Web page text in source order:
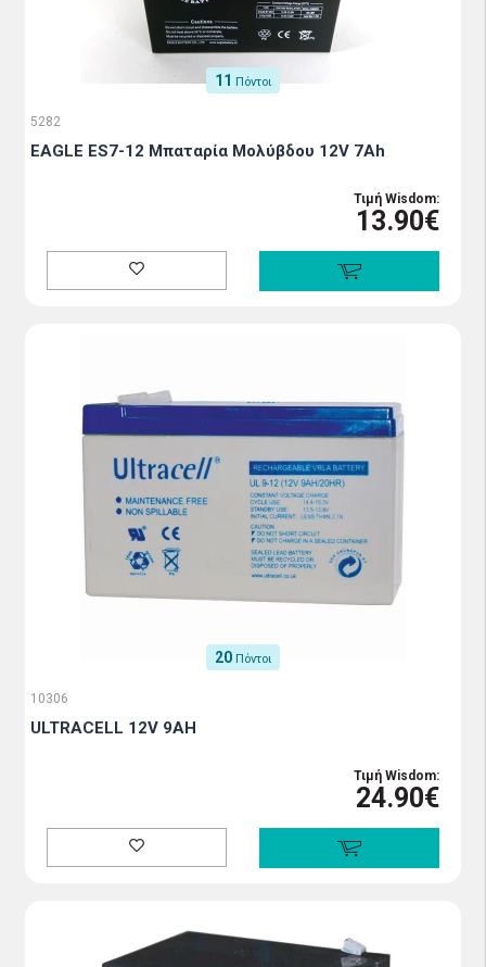
11 Πόντοι
5282
EAGLE ES7-12 Μπαταρία Μολύβδου 12V 7Ah
Τιμή Wisdom:
13.90€
20 Πόντοι
10306
ULTRACELL 12V 9AH
Τιμή Wisdom:
24.90€